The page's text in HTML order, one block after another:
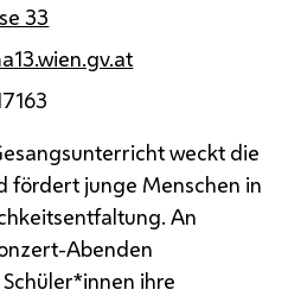
33
weckt die
fördert junge Menschen in
An
Abenden
ihre